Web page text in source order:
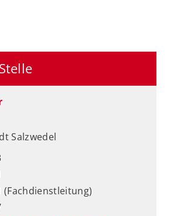
Salzwedel
(Fachdienstleitung)